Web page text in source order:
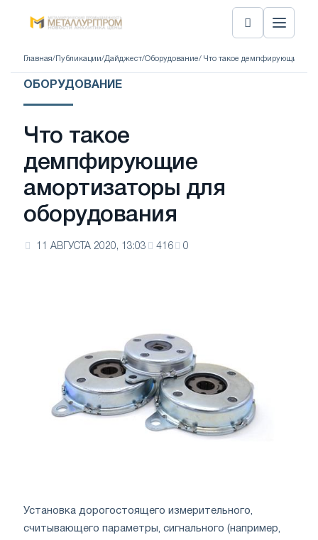
Главная/ Публикации/Дайджест/Оборудование/ Что такое демпфирующие
ОБОРУДОВАНИЕ
Что такое
демпфирующие
амортизаторы для
оборудования
11 АВГУСТА 2020, 13:03 416 0
Установка дорогостоящего измерительного,
считывающего параметры, сигнального (например,